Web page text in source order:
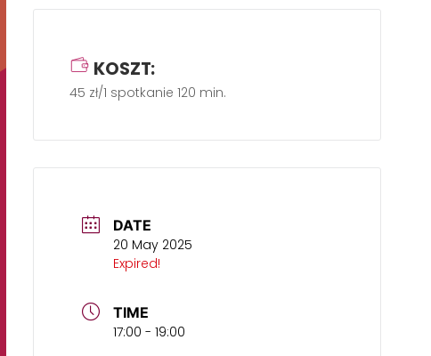
DATE
20 May 2025
Expired!
TIME
17:00 - 19:00
KOSZT:
45 zł/1 spotkanie 120 min.